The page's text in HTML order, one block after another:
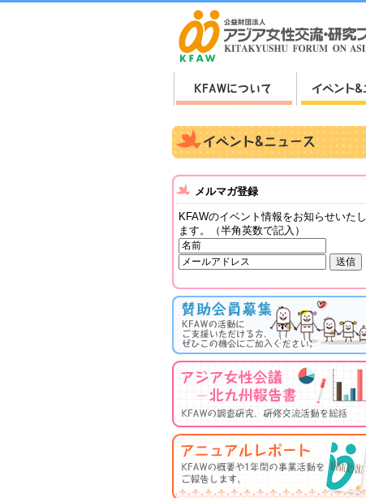
メルマガ登録
KFAWのイベント情報をお知らせいたし
ます。（半角英数で記入）